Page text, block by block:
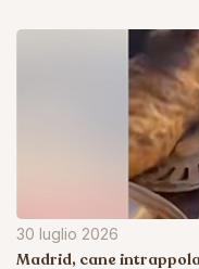
30 luglio 2026
Madrid, cane